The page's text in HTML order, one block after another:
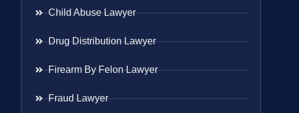
Child Abuse Lawyer
Drug Distribution Lawyer
Firearm By Felon Lawyer
Fraud Lawyer